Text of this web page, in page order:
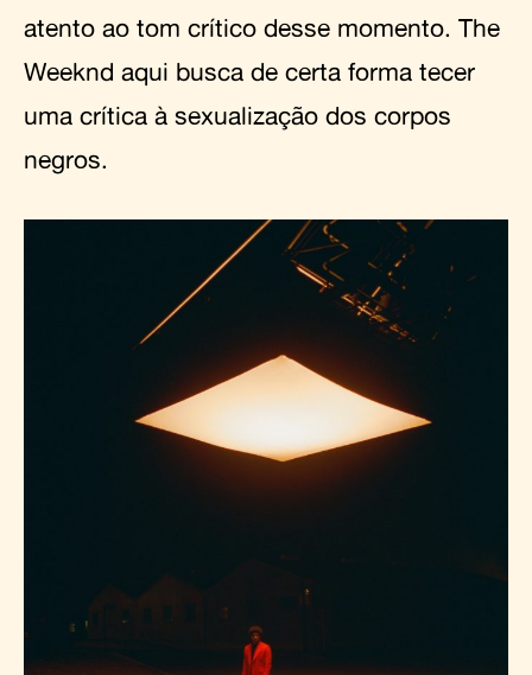
atento ao tom crítico desse momento. The
Weeknd aqui busca de certa forma tecer
uma crítica à sexualização dos corpos
negros.